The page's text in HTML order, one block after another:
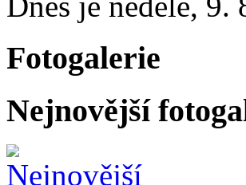
Fotogalerie
Nejnovější